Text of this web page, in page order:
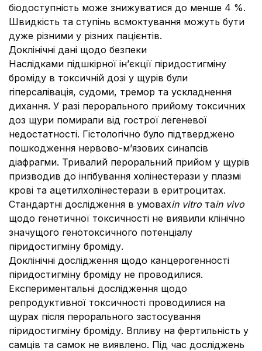
біодоступність може знижуватися до менше 4 %.
Швидкість та ступінь всмоктування можуть бути
дуже різними у різних пацієнтів.
Доклінічні дані щодо безпеки
Наслідками підшкірної ін’єкції піридостигміну
броміду в токсичній дозі у щурів були
гіперсалівація, судоми, тремор та ускладнення
дихання. У разі перорального прийому токсичних
доз щури помирали від гострої легеневої
недостатності. Гістологічно було підтверджено
пошкодження нервово-м’язових синапсів
діафрагми. Тривалий пероральний прийом у щурів
призводив до інгібування холінестерази у плазмі
крові та ацетилхолінестерази в еритроцитах.
Стандартні дослідження в умовахin vitro таin vivo
щодо генетичної токсичності не виявили клінічно
значущого генотоксичного потенціалу
піридостигміну броміду.
Доклінічні дослідження щодо канцерогенності
піридостигміну броміду не проводилися.
Експериментальні дослідження щодо
репродуктивної токсичності проводилися на
щурах після перорального застосування
піридостигміну броміду. Впливу на фертильність у
самців та самок не виявлено. Під час досліджень